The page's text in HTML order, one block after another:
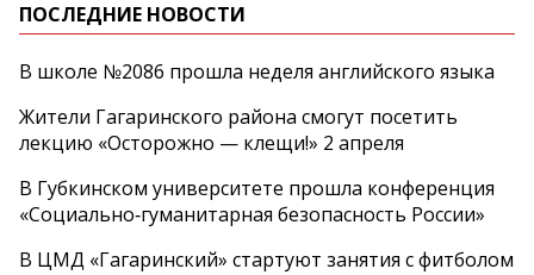
ПОСЛЕДНИЕ НОВОСТИ
В школе №2086 прошла неделя английского языка
Жители Гагаринского района смогут посетить
лекцию «Осторожно — клещи!» 2 апреля
В Губкинском университете прошла конференция
«Социально‑гуманитарная безопасность России»
В ЦМД «Гагаринский» стартуют занятия с фитболом